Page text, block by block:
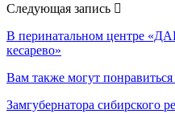
Следующая запись
В перинатальном центре
кесарево»
Вам также могут понравиться
Замгубернатора сибирского